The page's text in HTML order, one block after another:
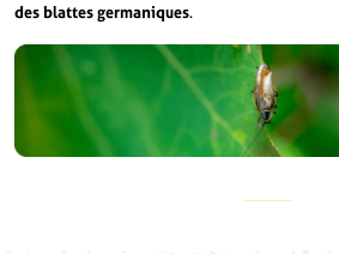
des blattes germaniques.